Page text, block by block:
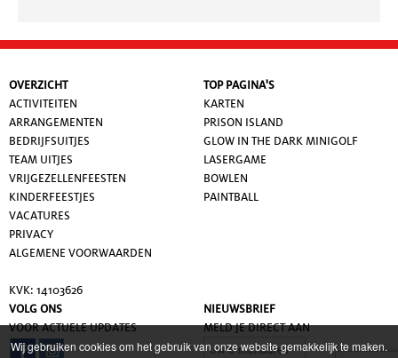
OVERZICHT
ACTIVITEITEN
ARRANGEMENTEN
BEDRIJFSUITJES
TEAM UITJES
VRIJGEZELLENFEESTEN
KINDERFEESTJES
VACATURES
PRIVACY
ALGEMENE VOORWAARDEN
KVK: 14103626
TOP PAGINA'S
KARTEN
PRISON ISLAND
GLOW IN THE DARK MINIGOLF
LASERGAME
BOWLEN
PAINTBALL
VOLG ONS
VOOR ACTUELE UPDATES
NIEUWSBRIEF
MELD JE DIRECT AAN
Wij gebruiken cookies om het gebruik van onze website gemakkelijk te maken.